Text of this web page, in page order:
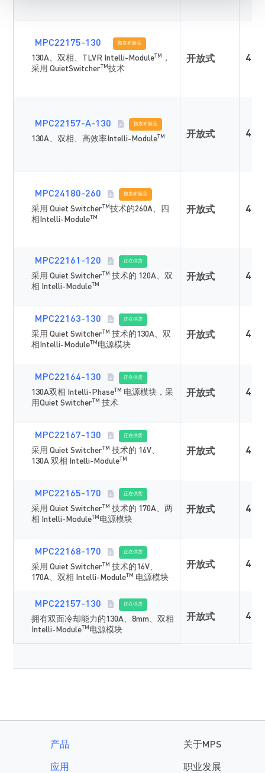
MPC22175-130 预发布新品
130A、双相、TLVR Intelli-ModuleTM
，
采用 QuietSwitcherTM技术
开放式 4
MPC22157-A-130 预发布新品
130A、双相、高效率Intelli-ModuleTM 开放式 4
MPC24180-260 预发布新品
采用 Quiet SwitcherTM技术的260A、四
相Intelli-ModuleTM
开放式 4
MPC22161-120 正在供货
采用 Quiet SwitcherTM 技术的 120A、双
相 Intelli-ModuleTM
开放式 4
MPC22163-130 正在供货
采用 Quiet SwitcherTM 技术的130A、双
相Intelli-ModuleTM 电源模块
开放式 4
MPC22164-130 正在供货
130A双相 Intelli-PhaseTM 电源模块，采
用Quiet SwitcherTM 技术
开放式 4
MPC22167-130 正在供货
采用 Quiet SwitcherTM 技术的 16V、
130A 双相 Intelli-ModuleTM
开放式 4
MPC22165-170 正在供货
采用 Quiet SwitcherTM 技术的 170A、两
相 Intelli-ModuleTM 电源模块
开放式 4
MPC22168-170 正在供货
采用 Quiet SwitcherTM 技术的16V、
170A、双相 Intelli-ModuleTM 电源模块
开放式 4
MPC22157-130 正在供货
拥有双面冷却能力的130A、8mm、双相
Intelli-ModuleTM 电源模块
开放式 4
产品
应用
关于MPS
职业发展